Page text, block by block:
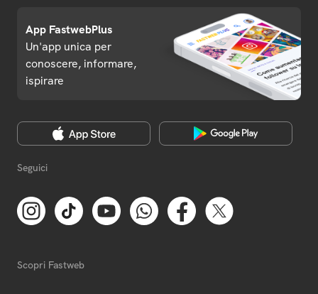
App FastwebPlus
Un'app unica per
conoscere, informare,
ispirare
Seguici
Scopri Fastweb